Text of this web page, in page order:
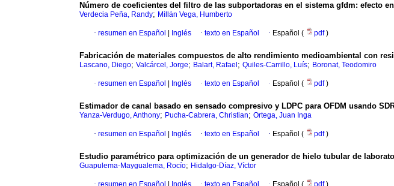
Número de coeficientes del filtro de las subportadoras en el sistema gfdm: efecto
Verdecia Peña, Randy; Millán Vega, Humberto
· resumen en Español Inglés · texto en Español · Español ( pdf)
Fabricación de materiales compuestos de alto rendimiento medioambiental con
Lascano, Diego; Valcárcel, Jorge; Balart, Rafael ; Quiles-Carrillo, Luís; Boronat, Teodomiro
· resumen en Español Inglés · texto en Español · Español ( pdf)
Estimador de canal basado en sensado compresivo y LDPC para OFDM usando
Yanza-Verdugo, Anthony; Pucha-Cabrera, Christian; Ortega, Juan Inga
· resumen en Español Inglés · texto en Español · Español ( pdf)
Estudio paramétrico para optimización de un generador de hielo tubular de
Guapulema-Maygualema, Rocío; Hidalgo-Díaz, Víctor